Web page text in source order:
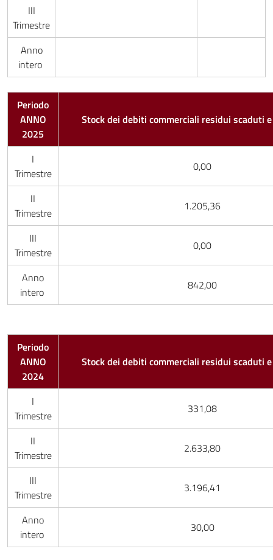
III
Trimestre
Anno
intero
Periodo
ANNO
2025
Stock dei debiti commerciali residui scaduti
I
Trimestre
0,00
II
Trimestre
1.205,36
III
Trimestre
0,00
Anno
intero
842,00
Periodo
ANNO
2024
Stock dei debiti commerciali residui scaduti
I
Trimestre
331,08
II
Trimestre
2.633,80
III
Trimestre
3.196,41
Anno
intero
30,00